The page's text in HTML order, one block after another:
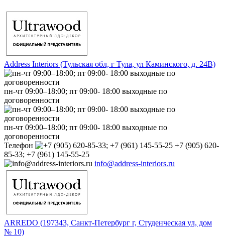
Address Interiors (Тульская обл, г Тула, ул Каминского, д. 24В)
пн-чт 09:00–18:00; пт 09:00- 18:00 выходные по
договоренности
пн-чт 09:00–18:00; пт 09:00- 18:00 выходные по
договоренности
Телефон
+7 (905) 620-
85-33; +7 (961) 145-55-25
info@address-interiors.ru
ARREDO (197343, Санкт-Петербург г, Студенческая ул, дом
№ 10)